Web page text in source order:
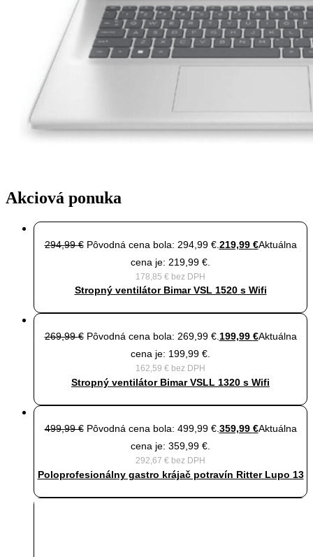
Akciová ponuka
294,99€ Pôvodná cena bola: 294,99 €. 219,99 €Aktuálna
cena je: 219,99 €.
178,85 € bez DPH
Stropný ventilátor Bimar VSL 1520 s Wifi
269,99€ Pôvodná cena bola: 269,99 €.199,99 €Aktuálna
cena je: 199,99 €.
162,59 € bez DPH
Stropný ventilátor Bimar VSLL 1320 s Wifi
499,99€ Pôvodná cena bola: 499,99 €. 359,99 €Aktuálna
cena je: 359,99 €.
292,67 € bez DPH
Poloprofesionálny gastro krájač potravín Ritter Lupo 13